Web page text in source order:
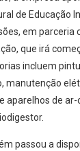
de Educação
em parceria
que irá
incluem
manutenção
aparelhos de ar-
passou a